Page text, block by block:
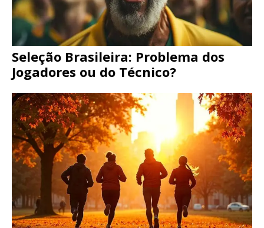
Seleção Brasileira: Problema dos
Jogadores ou do Técnico?